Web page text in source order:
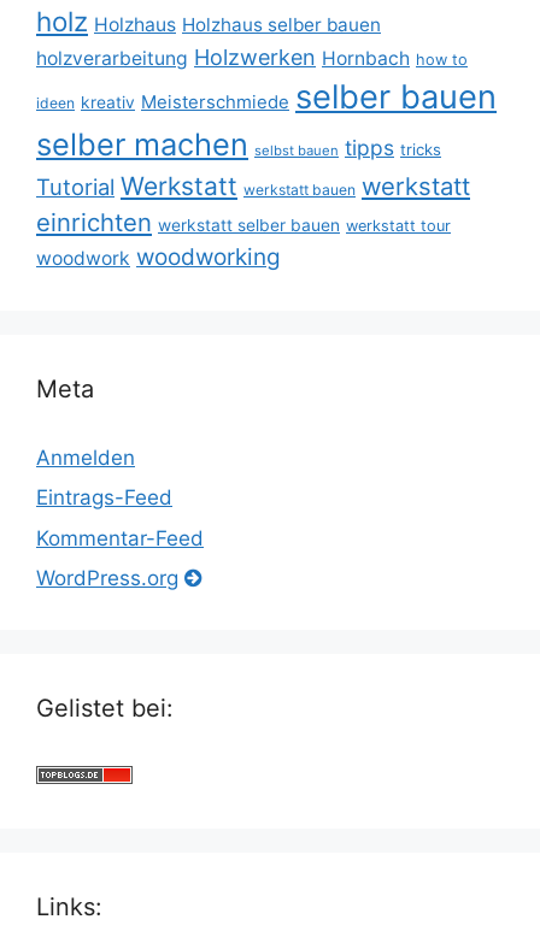
holz Holzhaus Holzhaus selber bauen
holzverarbeitung Holzwerken Hornbach how to
ideen kreativ Meisterschmiede selber bauen
selber machen selbst bauen tipps tricks
Tutorial Werkstatt werkstatt bauen werkstatt
einrichten werkstatt selber bauen werkstatt tour
woodwork woodworking
Meta
Anmelden
Eintrags-Feed
Kommentar-Feed
WordPress.org
Gelistet bei:
Links: